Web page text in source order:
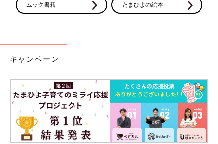
ムック書籍 たまひよの絵本
キャンペーン